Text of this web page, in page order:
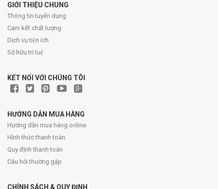
GIỚI THIỆU CHUNG
Thông tin tuyển dụng
Cam kết chất lượng
Dịch vụ tiện ích
Sở hữu trí tuệ
KẾT NỐI VỚI CHÚNG TÔI
HƯỚNG DẪN MUA HÀNG
Hướng dẫn mua hàng online
Hình thức thanh toán
Quy định thanh toán
Câu hỏi thường gặp
CHÍNH SÁCH & QUY ĐỊNH